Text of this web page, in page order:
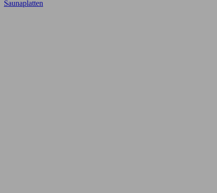
Saunaplatten